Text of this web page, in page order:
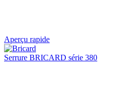
Aperçu rapide
Serrure BRICARD série 380